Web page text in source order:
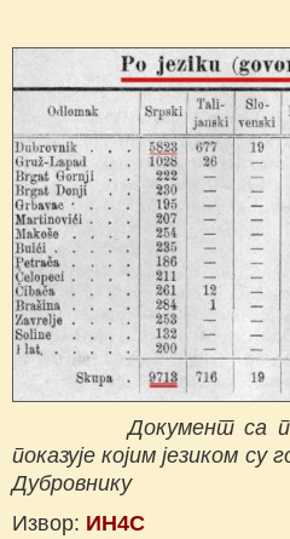
Документ са
показује којим језиком
Дубровнику
Извор: ИН4С